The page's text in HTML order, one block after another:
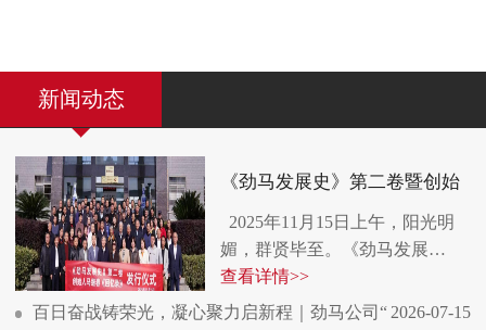
新闻动态
《劲马发展史》第二卷暨创始
2025年11月15日上午，阳光明
媚，群贤毕至。《劲马发展…
查看详情>>
2026-07-15
百日奋战铸荣光，凝心聚力启新程｜劲马公司“